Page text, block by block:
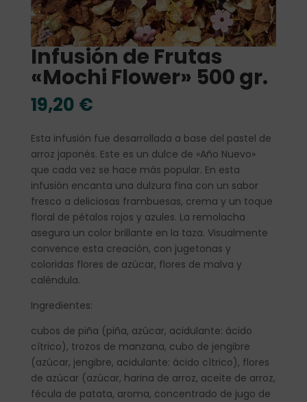
Infusión de Frutas
«Mochi Flower» 500 gr.
19,20 €
Esta infusión fue desarrollada a base del pastel de
arroz japonés. Este es un dulce de «Año Nuevo»
que cada vez se hace más popular. En esta
infusión encanta una dulzura fina con un sabor
fresco a deliciosas frambuesas, crema y un toque
floral de pétalos rojos y azules. La remolacha
asegura un color brillante en la taza. Visualmente
convence esta creación, con jugetonas y
coloridas flores de azúcar, flores de malva y
caléndula.
Ingredientes:
cubos de piña (piña, azúcar, acidulante: ácido
cítrico), trozos de manzana, cubo de jengibre
(azúcar, jengibre, acidulante: ácido cítrico), flores
de azúcar (azúcar, harina de arroz, aceite de arroz,
fécula de patata, aroma, concentrado de jugo de